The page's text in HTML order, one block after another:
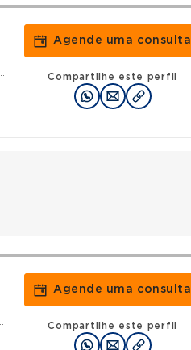
Agende uma consulta
Compartilhe este perfil
Agende uma consulta
Compartilhe este perfil